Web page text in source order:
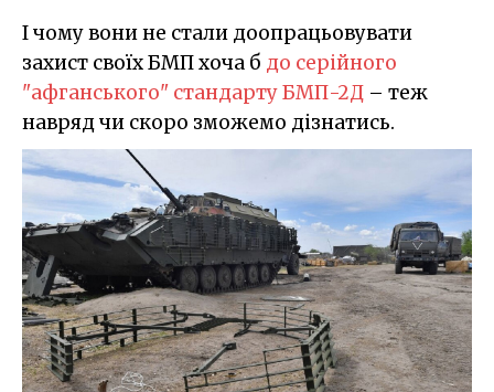
І чому вони не стали доопрацьовувати
захист своїх БМП хоча б до серійного
"афганського" стандарту БМП-2Д – теж
навряд чи скоро зможемо дізнатись.